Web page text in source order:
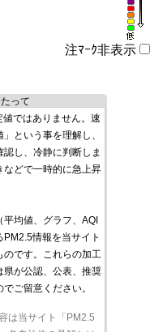
注ﾏｰｸ非表示
って
ではありません。速
という事を理解し、
し、冷静に判断しま
どで一時的に急上昇
平均値、グラフ、AQI
情報を当サイト
です。これらの加工
県が公認、公表、推奨
ご留意ください。
は当サイト「PM2.5